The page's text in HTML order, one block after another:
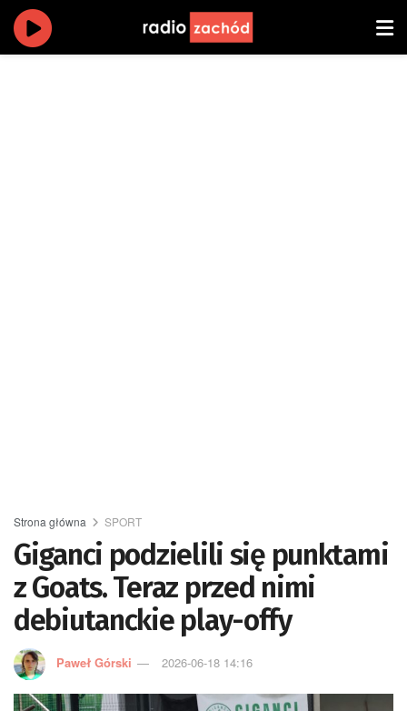
Strona główna SPORT
Giganci podzielili się punktami
z Goats. Teraz przed nimi
debiutanckie play-offy
Paweł Górski 2026-06-18 14:16